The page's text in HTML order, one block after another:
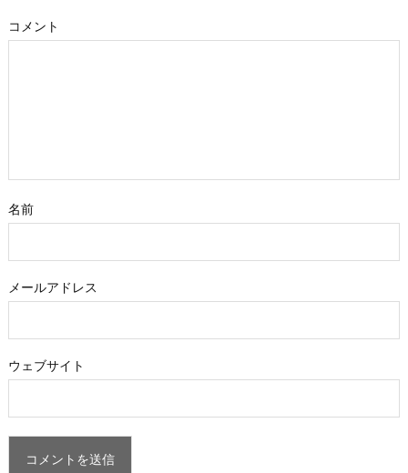
コメント
名前
メールアドレス
ウェブサイト